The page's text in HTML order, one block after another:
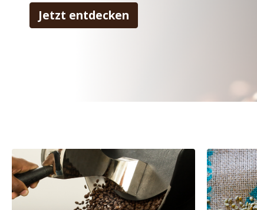
Jetzt entdecken